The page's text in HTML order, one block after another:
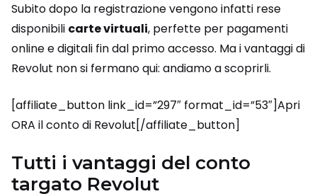
Subito dopo la registrazione vengono infatti rese
disponibili carte virtuali, perfette per pagamenti
online e digitali fin dal primo accesso. Ma i vantaggi di
Revolut non si fermano qui: andiamo a scoprirli.
[affiliate_button link_id=”297″ format_id=”53″]Apri
ORA il conto di Revolut[/affiliate_button]
Tutti i vantaggi del conto
targato Revolut